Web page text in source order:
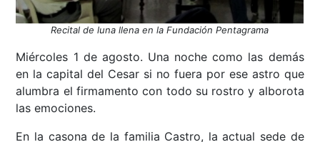
Recital de luna llena en la Fundación Pentagrama
Miércoles 1 de agosto. Una noche como las demás
en la capital del Cesar si no fuera por ese astro que
alumbra el firmamento con todo su rostro y alborota
las emociones.
En la casona de la familia Castro, la actual sede de